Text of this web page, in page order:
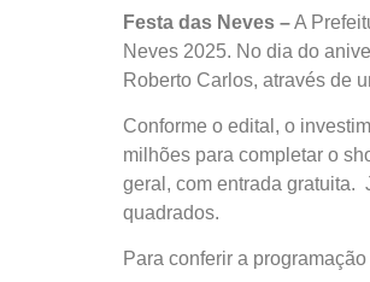
Festa das Neves –A
Neves 2025. No dia do
Roberto Carlos, através de
Conforme o edital, o
milhões para completar o
geral, com entrada gratuita.
quadrados.
Para conferir a